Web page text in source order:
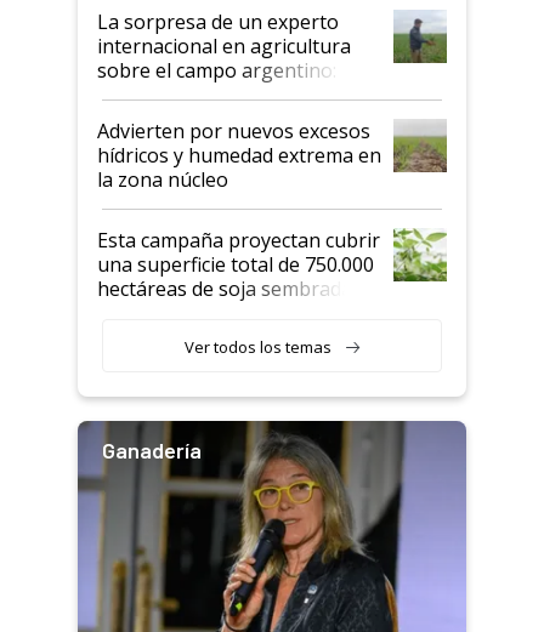
La sorpresa de un experto
internacional en agricultura
sobre el campo argentino:
"Estoy muy impresionado"
Advierten por nuevos excesos
hídricos y humedad extrema en
la zona núcleo
Esta campaña proyectan cubrir
una superficie total de 750.000
hectáreas de soja sembradas
variedades que marcan un
salto tecnológico en genética y
Ver todos los temas
Ganadería